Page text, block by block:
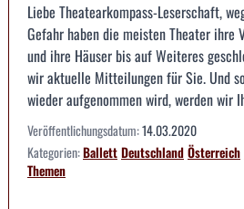
Liebe Theatearkompass-Leserschaft,
Gefahr haben die meisten Theater ihre
und ihre Häuser bis auf Weiteres
wir aktuelle Mitteilungen für Sie. Und
wieder aufgenommen wird, werden wir
Veröffentlichungsdatum:14.03.2020
Kategorien:BallettDeutschlandÖsterreich
Themen